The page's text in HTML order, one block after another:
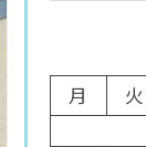
月
火